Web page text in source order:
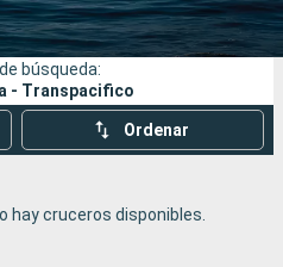
Compañías
Buscar
búsqueda:
- Transpacifico
Ordenar
hay cruceros disponibles.